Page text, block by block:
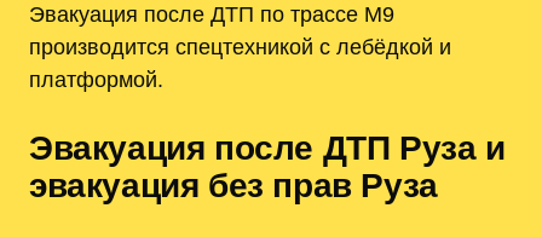
Эвакуация после ДТП по трассе М9
производится спецтехникой с лебёдкой и
платформой.
Эвакуация после ДТП Руза и
эвакуация без прав Руза